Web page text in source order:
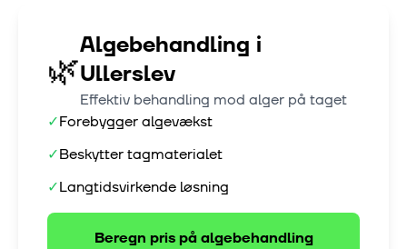
🌿
Algebehandling i
Ullerslev
Effektiv behandling mod alger på taget
✓Forebygger algevækst
✓Beskytter tagmaterialet
✓Langtidsvirkende løsning
Beregn pris påalgebehandling